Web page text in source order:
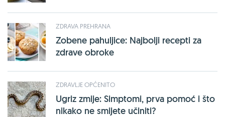
ZDRAVA PREHRANA
Zobene pahuljice: Najbolji recepti za
zdrave obroke
ZDRAVLJE OPĆENITO
Ugriz zmije: Simptomi, prva pomoć i što
nikako ne smijete učiniti?